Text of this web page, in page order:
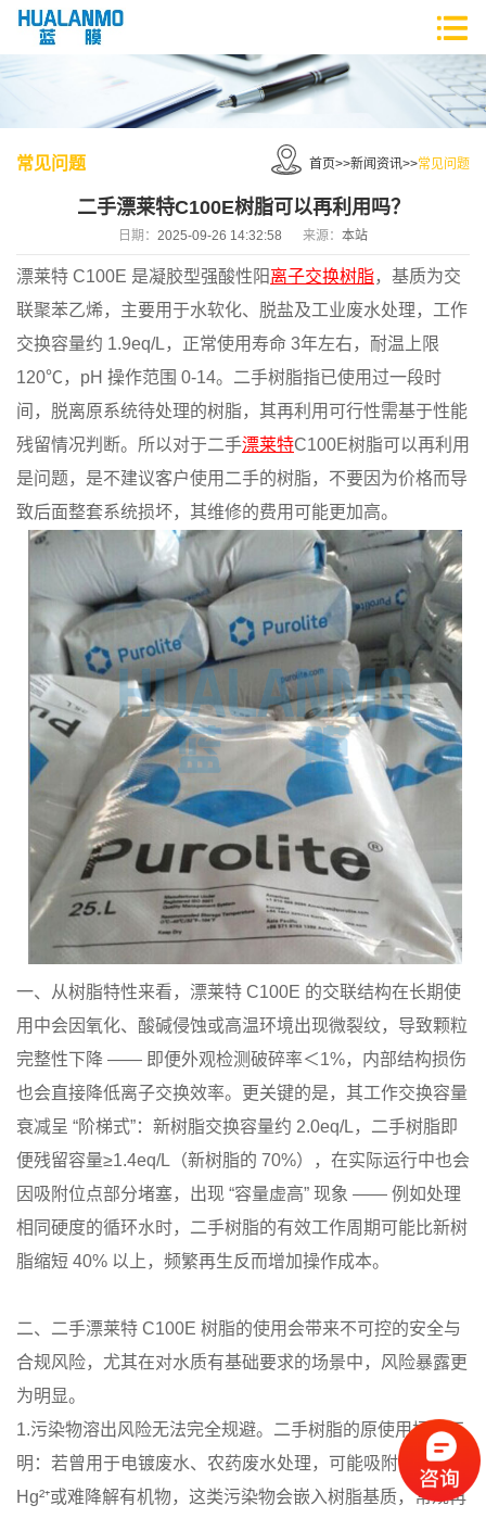
常见问题 首页>>新闻资讯>>常见问题
二手漂莱特C100E树脂可以再利用吗？
日期： 2025-09-26 14:32:58 来源： 本站
漂莱特 C100E 是凝胶型强酸性阳离子交换树脂，基质为交
联聚苯乙烯，主要用于水软化、脱盐及工业废水处理，工作
交换容量约 1.9eq/L，正常使用寿命 3年左右，耐温上限
120℃，pH 操作范围 0-14。二手树脂指已使用过一段时
间，脱离原系统待处理的树脂，其再利用可行性需基于性能
残留情况判断。所以对于二手漂莱特C100E树脂可以再利用
是问题，是不建议客户使用二手的树脂，不要因为价格而导
致后面整套系统损坏，其维修的费用可能更加高。
一、从树脂特性来看，漂莱特 C100E 的交联结构在长期使
用中会因氧化、酸碱侵蚀或高温环境出现微裂纹，导致颗粒
完整性下降 —— 即便外观检测破碎率＜1%，内部结构损伤
也会直接降低离子交换效率。更关键的是，其工作交换容量
衰减呈 “阶梯式”：新树脂交换容量约 2.0eq/L，二手树脂即
便残留容量≥1.4eq/L（新树脂的 70%），在实际运行中也会
因吸附位点部分堵塞，出现 “容量虚高” 现象 —— 例如处理
相同硬度的循环水时，二手树脂的有效工作周期可能比新树
脂缩短 40% 以上，频繁再生反而增加操作成本。
二、二手漂莱特 C100E 树脂的使用会带来不可控的安全与
合规风险，尤其在对水质有基础要求的场景中，风险暴露更
为明显。
1.污染物溶出风险无法完全规避。二手树脂的原使用场景不
明：若曾用于电镀废水、农药废水处理，可能吸附 Pb²⁺、
Hg²⁺或难降解有机物，这类污染物会嵌入树脂基质，常规再